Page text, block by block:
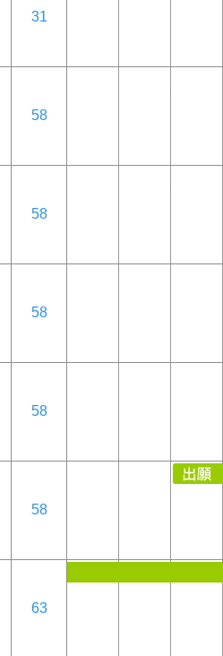
31
58
58
58
58
58
63